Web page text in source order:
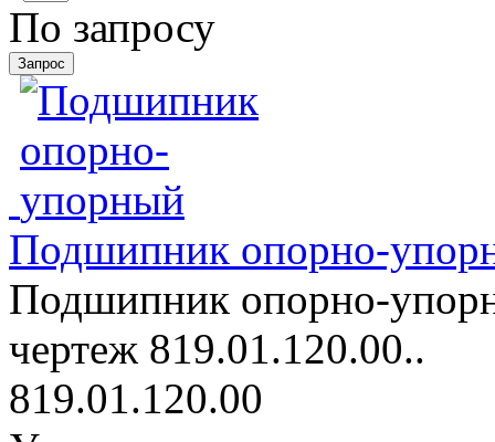
По запросу
Подшипник опорно-
Подшипник опорно-
чертеж 819.01.120.00..
819.01.120.00